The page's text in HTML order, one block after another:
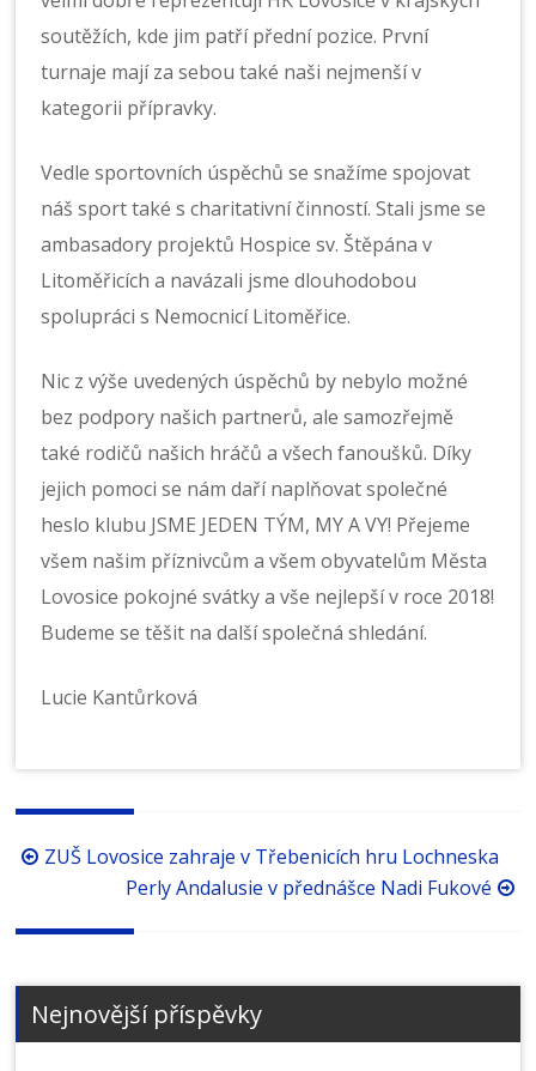
soutěžích, kde jim patří přední pozice. První
turnaje mají za sebou také naši nejmenší v
kategorii přípravky.
Vedle sportovních úspěchů se snažíme spojovat
náš sport také s charitativní činností. Stali jsme se
ambasadory projektů Hospice sv. Štěpána v
Litoměřicích a navázali jsme dlouhodobou
spolupráci s Nemocnicí Litoměřice.
Nic z výše uvedených úspěchů by nebylo možné
bez podpory našich partnerů, ale samozřejmě
také rodičů našich hráčů a všech fanoušků. Díky
jejich pomoci se nám daří naplňovat společné
heslo klubu JSME JEDEN TÝM, MY A VY! Přejeme
všem našim příznivcům a všem obyvatelům Města
Lovosice pokojné svátky a vše nejlepší v roce 2018!
Budeme se těšit na další společná shledání.
Lucie Kantůrková
Procházení
ZUŠ Lovosice zahraje v Třebenicích hru Lochneska
Perly Andalusie v přednášce Nadi Fukové
Nejnovější příspěvky